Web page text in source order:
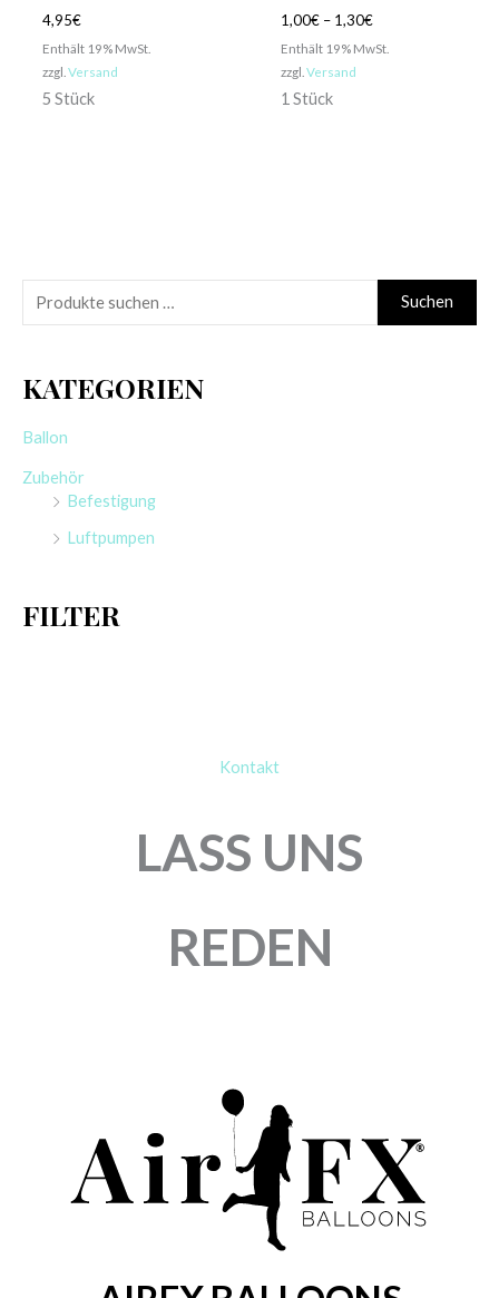
u
h
n
Suchen
KATEGORIEN
Ballon
Zubehör
Befestigung
Luftpumpen
FILTER
4,95€
Enthält 19% MwSt.
zzgl. Versand
5 Stück
1,00€ – 1,30€
Enthält 19% MwSt.
zzgl. Versand
1 Stück
Kontakt
LASS UNS
REDEN